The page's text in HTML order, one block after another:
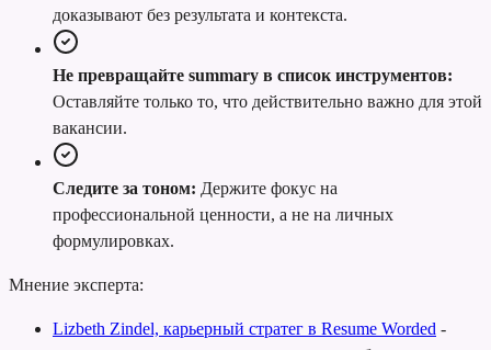
доказывают без результата и контекста.
Не превращайте summary в список инструментов:
Оставляйте только то, что действительно важно для этой
вакансии.
Следите за тоном: Держите фокус на
профессиональной ценности, а не на личных
формулировках.
Мнение эксперта:
Lizbeth Zindel, карьерный стратег в Resume Worded -